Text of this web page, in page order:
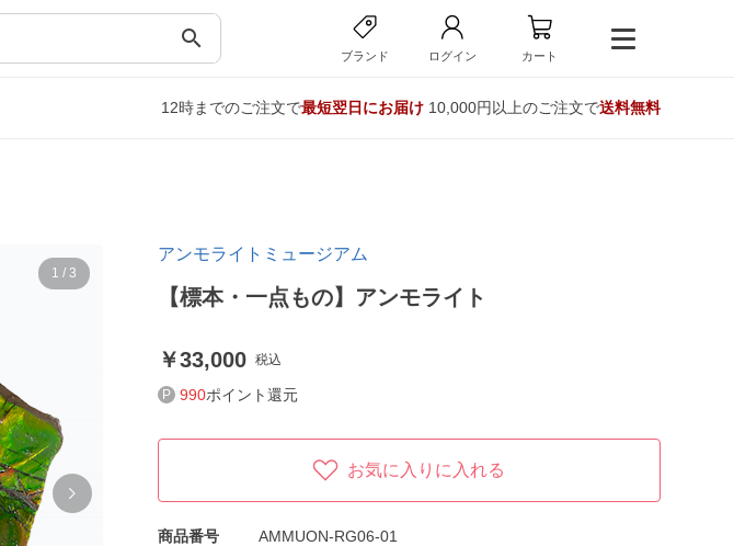
search
ブランド ログイン カート
12時までのご注文で最短翌日にお届け10,000円以上のご注文で送料無料
1 / 3
アンモライトミュージアム
【標本・一点もの】アンモライト
33,000 税込
990ポイント還元
お気に入りに入れる
商品番号
AMMUON-RG06-01